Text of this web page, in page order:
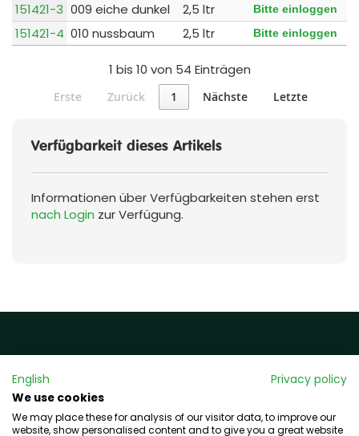
Verfügbarkeit dieses Artikels
Informationen über Verfügbarkeiten stehen erst
nach Login zur Verfügung.
151421-3 009 eiche dunkel 2,5 ltr Bitte einloggen
151421-4 010 nussbaum 2,5 ltr Bitte einloggen
1 bis 10 von 54 Einträgen
Erste Zurück 1 Nächste Letzte
Rechtliches
Impressum
Datenschutz
English
Privacy policy
We use cookies
We may place these for analysis of our visitor data, to improve our
website, show personalised content and to give you a great website